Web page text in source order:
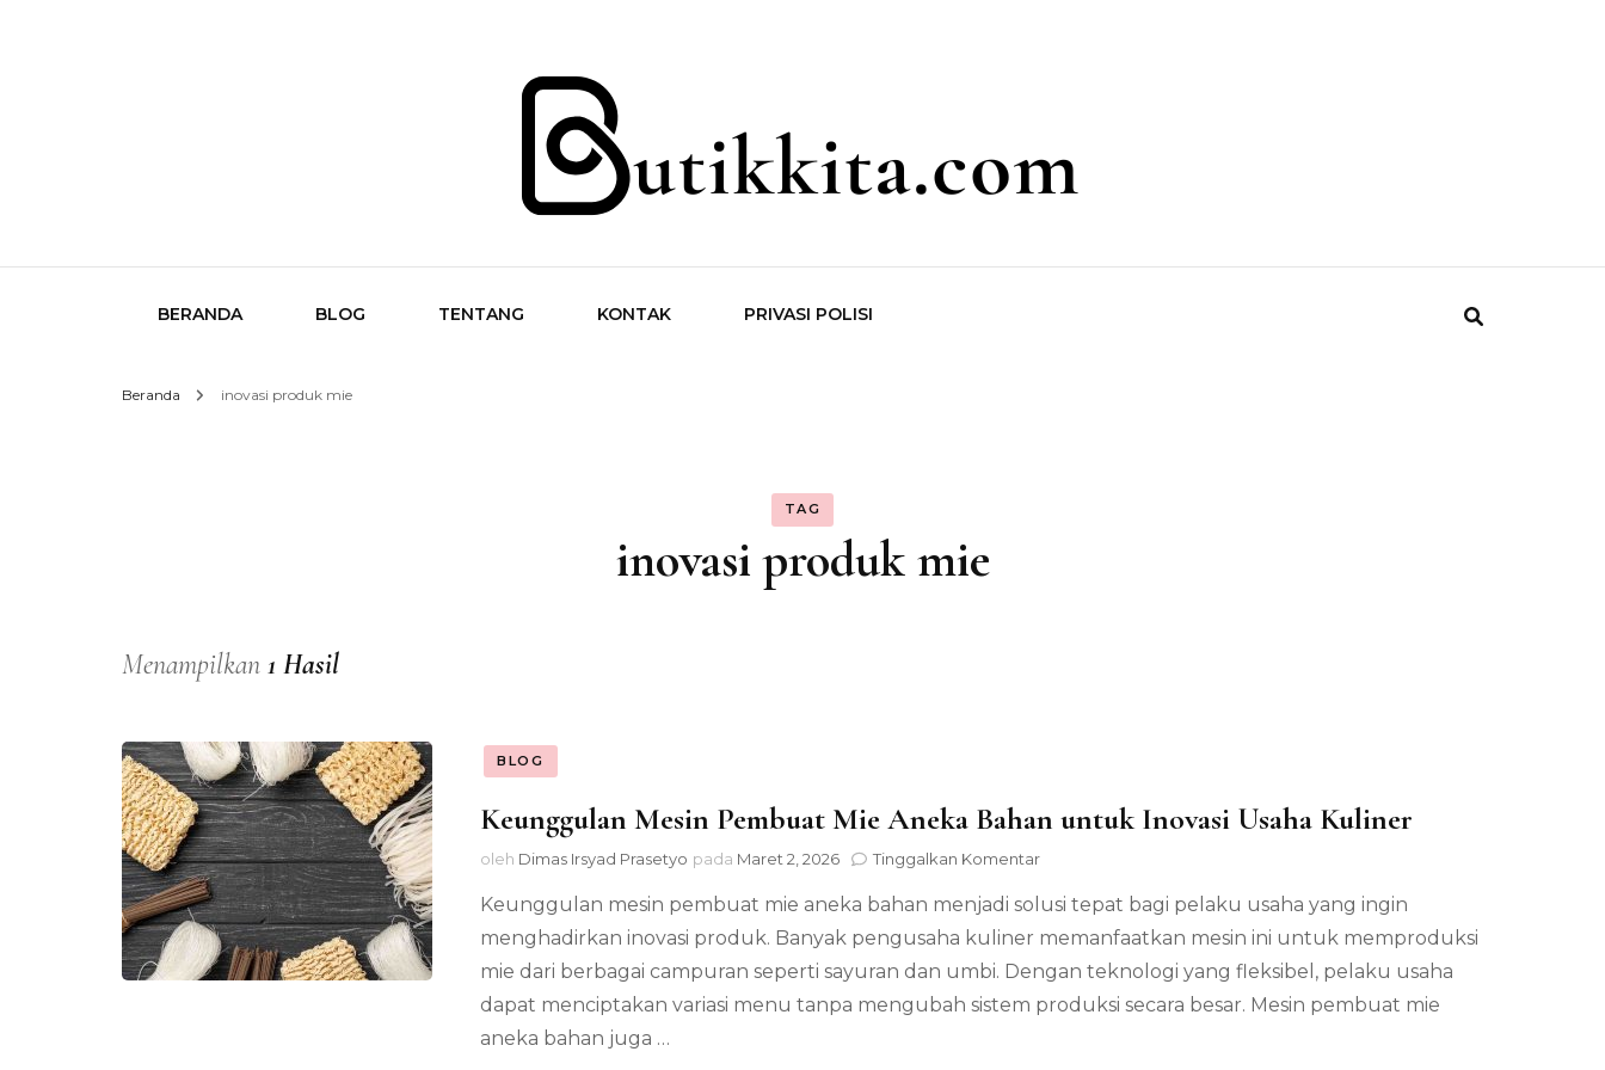
butikkita.com
BERANDA BLOG TENTANG KONTAK PRIVASI POLISI
Beranda inovasi produk mie
TAG
inovasi produk mie
Menampilkan 1 Hasil
BLOG
Keunggulan Mesin Pembuat Mie Aneka Bahan untuk Inovasi Usaha Kuliner
oleh Dimas Irsyad Prasetyo pada Maret 2, 2026 Tinggalkan Komentarpada
Mesin
Pembuat
Aneka
Bahan
Keunggulan mesin pembuat mie aneka bahan menjadi solusi tepat bagi pelaku usaha yang ingin
menghadirkan inovasi produk. Banyak pengusaha kuliner memanfaatkan mesin ini untuk memproduksi
mie dari berbagai campuran seperti sayuran dan umbi. Dengan teknologi yang fleksibel, pelaku usaha
dapat menciptakan variasi menu tanpa mengubah sistem produksi secara besar. Mesin pembuat mie
aneka bahan juga …